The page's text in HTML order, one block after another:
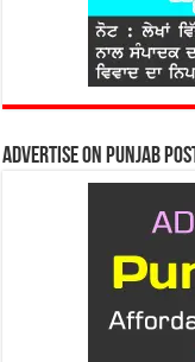
Advertise on Punjab